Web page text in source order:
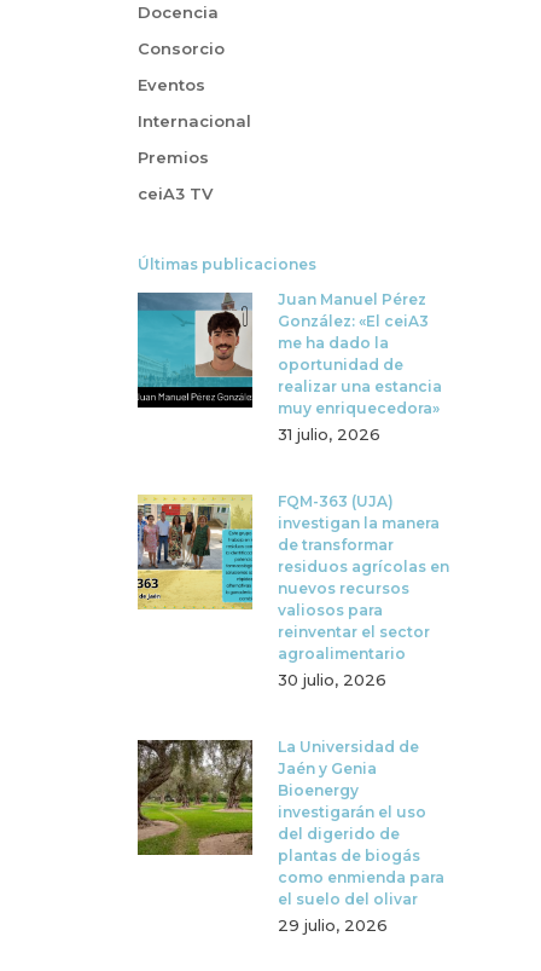
Docencia
Consorcio
Eventos
Internacional
Premios
ceiA3 TV
Últimas publicaciones
Juan Manuel Pérez
González: «El ceiA3
me ha dado la
oportunidad de
realizar una estancia
muy enriquecedora»
31 julio, 2026
FQM-363 (UJA)
investigan la manera
de transformar
residuos agrícolas en
nuevos recursos
valiosos para
reinventar el sector
agroalimentario
30 julio, 2026
La Universidad de
Jaén y Genia
Bioenergy
investigarán el uso
del digerido de
plantas de biogás
como enmienda para
el suelo del olivar
29 julio, 2026